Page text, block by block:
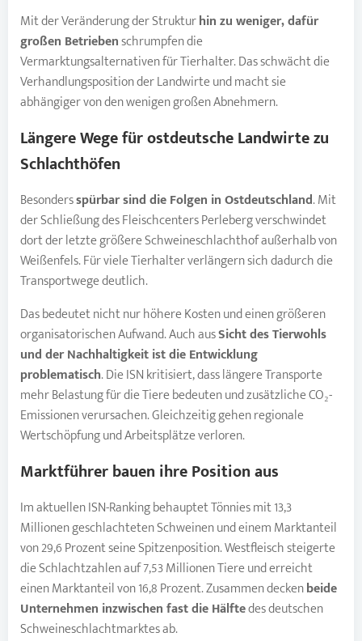
Mit der Veränderung der Strukturhin zu weniger, dafür
großen Betriebenschrumpfen die
Vermarktungsalternativen für Tierhalter. Das schwächt die
Verhandlungsposition der Landwirte und macht sie
abhängiger von den wenigen großen Abnehmern.
Längere Wege für ostdeutsche Landwirte zu
Schlachthöfen
Besondersspürbar sind die Folgen inOstdeutschland. Mit
der Schließung des Fleischcenters Perleberg verschwindet
dort der letzte größere Schweineschlachthof außerhalb von
Weißenfels. Für viele Tierhalter verlängern sich dadurch die
Transportwege deutlich.
Das bedeutet nicht nur höhere Kosten und einen größeren
organisatorischen Aufwand. Auch ausSicht desTierwohls
und der Nachhaltigkeit ist die Entwicklung
problematisch. Die ISN kritisiert, dass längere Transporte
mehr Belastung für die Tiere bedeuten und zusätzliche CO₂-
Emissionen verursachen. Gleichzeitig gehen regionale
Wertschöpfung und Arbeitsplätze verloren.
Marktführer bauen ihre Position aus
Im aktuellen ISN-Ranking behauptet Tönnies mit 13,3
Millionen geschlachteten Schweinen und einem Marktanteil
von 29,6 Prozent seine Spitzenposition. Westfleisch steigerte
die Schlachtzahlen auf 7,53 Millionen Tiere und erreicht
einen Marktanteil von 16,8 Prozent. Zusammen deckenbeide
Unternehmen inzwischen fast die Hälftedes deutschen
Schweineschlachtmarktes ab.